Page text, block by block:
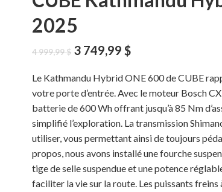
2025
4 999,99$ Le
initial
était :
4
999,99 $.
3 749,99$Le
actuel
est :
3
749,99 $.
Le Kathmandu Hybrid ONE 600 de CUBE
votre porte d’entrée. Avec le moteur Bosch
batterie de 600 Wh offrant jusqu’à 85 Nm
simplifié l’exploration. La transmission
utiliser, vous permettant ainsi de toujours
propos, nous avons installé une fourche
tige de selle suspendue et une potence
faciliter la vie sur la route. Les puissants freins